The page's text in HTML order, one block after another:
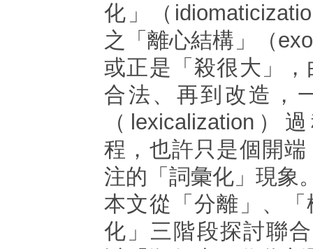
化」（
之「離心結構」（
或正是「殺很大」
合法、再到改造，
（lexicalization）
程，也許只是個開
注的「詞彙化」現象
本文從「分離」、
化」三階段探討聯